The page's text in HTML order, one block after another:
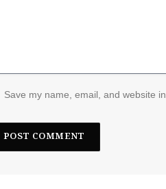
Save my name, email, and website